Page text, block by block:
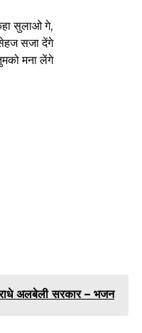
सुलाओ गे,
सजा देंगे
मना लेंगे
अलबेली सरकार – भजन